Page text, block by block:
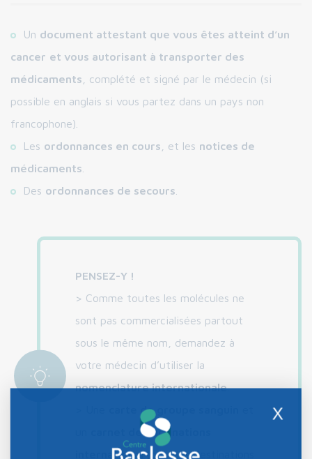
Un document attestant que vous êtes atteint d’un
cancer et vous autorisant à transporter des
médicaments , complété et signé par le médecin (si
possible en anglais si vous partez dans un pays non
francophone).
Les ordonnances en cours , et les notices de
médicaments
Des ordonnances de secours
PENSEZ-Y !
> Comme toutes les molécules ne
sont pas commercialisées partout
sous le même nom, demandez à
votre médecin d’utiliser la
nomenclature internationale.
carte de groupe sanguin
carnet de vaccinations
international(pour les destinations
X